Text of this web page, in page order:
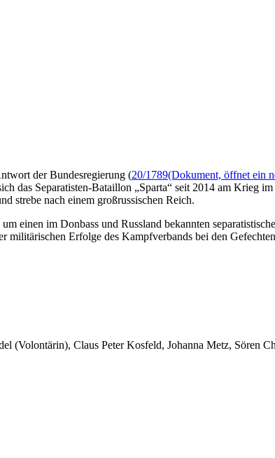
der Bundesregierung (20/1789(Dokument, öffnet ein
das Separatisten-Bataillon „Sparta“ seit 2014 am Krieg
strebe nach einem großrussischen Reich.
einen im Donbass und Russland bekannten
Erfolge des Kampfverbands bei den
(Volontärin), Claus Peter Kosfeld, Johanna Metz, Sören